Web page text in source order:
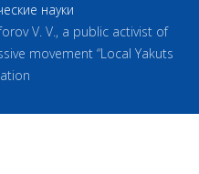
науки
V. V., a public activist of
movement “Local Yakuts